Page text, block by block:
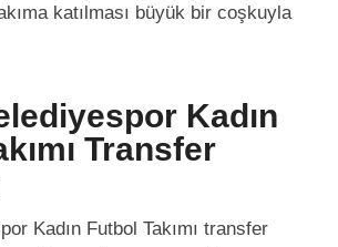
katılması büyük bir coşkuyla
Kadın
Transfer
Kadın Futbol Takımı transfer